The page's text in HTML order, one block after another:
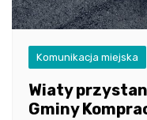
Komunikacja miejska
Wiaty
Gminy